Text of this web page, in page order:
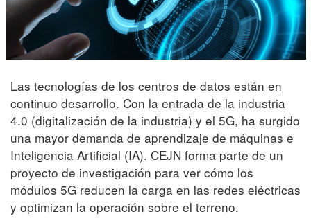
Las tecnologías de los centros de datos están en
continuo desarrollo. Con la entrada de la industria
4.0 (digitalización de la industria) y el 5G, ha surgido
una mayor demanda de aprendizaje de máquinas e
Inteligencia Artificial (IA). CEJN forma parte de un
proyecto de investigación para ver cómo los
módulos 5G reducen la carga en las redes eléctricas
y optimizan la operación sobre el terreno.